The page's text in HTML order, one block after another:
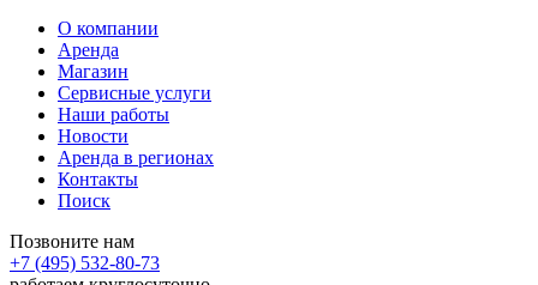
О компании
Аренда
Магазин
Сервисные услуги
Наши работы
Новости
Аренда в регионах
Контакты
Поиск
Позвоните нам
+7 (495) 532-80-73